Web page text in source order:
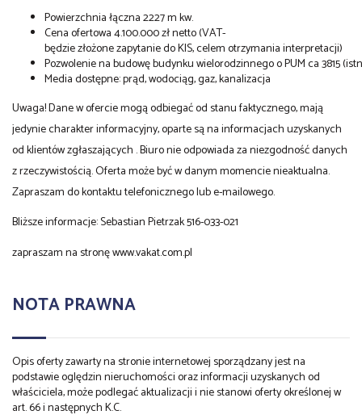
Powierzchnia łączna 2227 m kw.
Cena ofertowa 4.100.000 zł netto (VAT-
będzie złożone zapytanie do KIS, celem otrzymania interpretacji)
Pozwolenie na budowę budynku wielorodzinnego o PUM ca 3815
Media dostępne: prąd, wodociąg, gaz, kanalizacja
Uwaga! Dane w ofercie mogą odbiegać od stanu faktycznego, mają
jedynie charakter informacyjny, oparte są na informacjach uzyskanych
od klientów zgłaszających . Biuro nie odpowiada za niezgodność danych
z rzeczywistością. Oferta może być w danym momencie nieaktualna.
Zapraszam do kontaktu telefonicznego lub e-mailowego.
Bliższe informacje: Sebastian Pietrzak 516-033-021
zapraszam na stronę www.vakat.com.pl
NOTA PRAWNA
Opis oferty zawarty na stronie internetowej sporządzany jest na
podstawie oględzin nieruchomości oraz informacji uzyskanych od
właściciela, może podlegać aktualizacji i nie stanowi oferty określonej w
art. 66 i następnych K.C.